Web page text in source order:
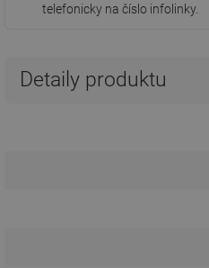
telefonicky na číslo infolinky.
Detaily produktu